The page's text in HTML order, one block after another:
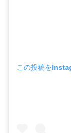
この投稿を